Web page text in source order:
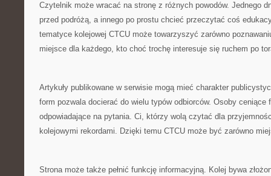
Czytelnik może wracać na stronę z różnych powodów. Jednego
przed podróżą, a innego po prostu chcieć przeczytać coś
tematyce kolejowej CTCU może towarzyszyć zarówno
miejsce dla każdego, kto choć trochę interesuje się ruchem po
Artykuły publikowane w serwisie mogą mieć charakter
form pozwala docierać do wielu typów odbiorców. Osoby
odpowiadające na pytania. Ci, którzy wolą czytać dla
kolejowymi rekordami. Dzięki temu CTCU może być zarówno
Strona może także pełnić funkcję informacyjną. Kolej bywa